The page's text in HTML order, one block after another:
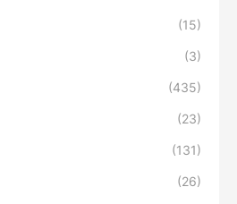
(15)
(3)
(435)
(23)
(131)
(26)